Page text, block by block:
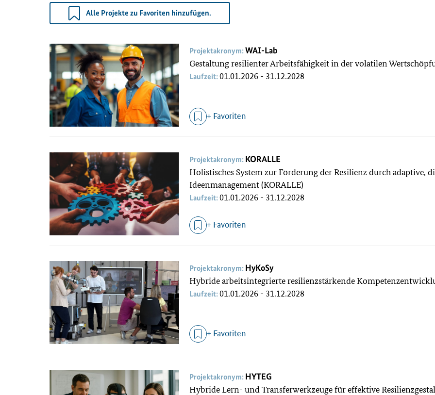
Alle Projekte zu Favoriten hinzufügen.
Projektakronym:WAI-Lab
Gestaltung resilienter Arbeitsfähigkeit in der volatilen
Laufzeit:01.01.2026 - 31.12.2028
+ Favoriten
Projektakronym: KORALLE
Holistisches System zur Förderung der Resilienz durch adaptive,
Ideenmanagement (KORALLE)
Laufzeit:01.01.2026 - 31.12.2028
+ Favoriten
Projektakronym: HyKoSy
Hybride arbeitsintegrierte resilienzstärkende
Laufzeit:01.01.2026 - 31.12.2028
+ Favoriten
Projektakronym: HYTEG
Hybride Lern- und Transferwerkzeuge für effektive